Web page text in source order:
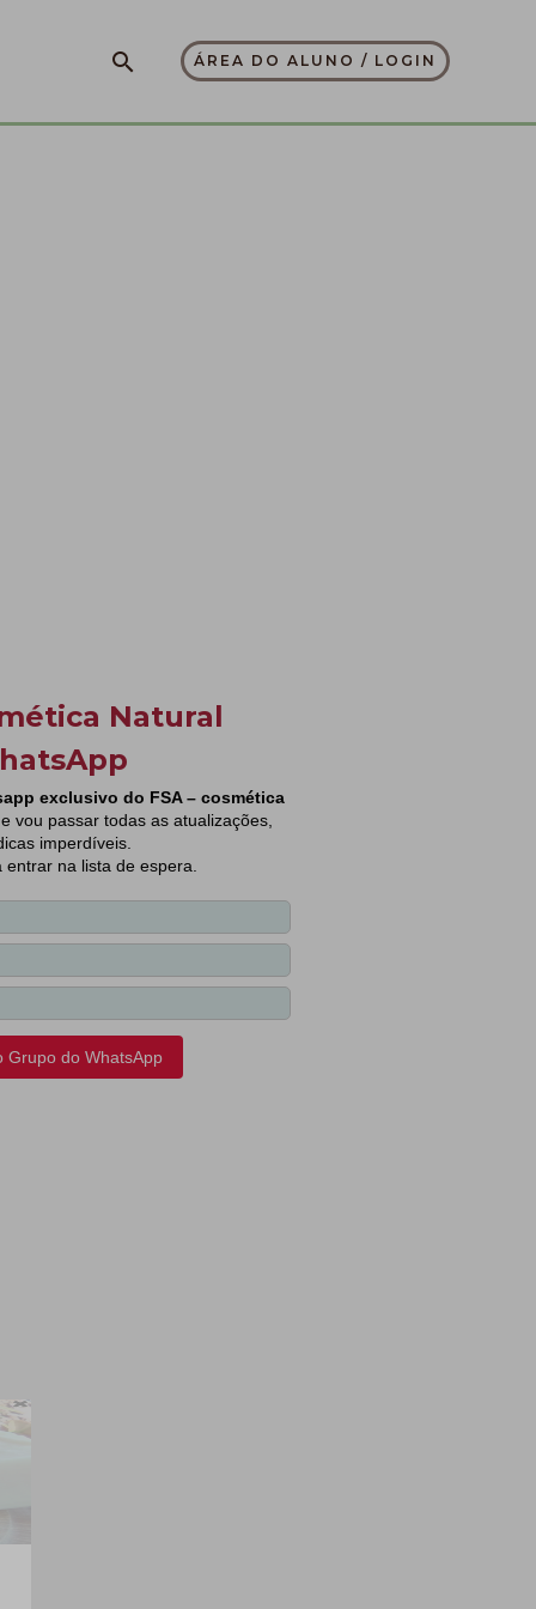
PesquisarÁREA DO ALUNO / LOGIN